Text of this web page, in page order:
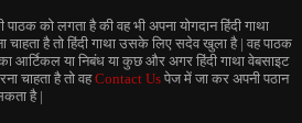
पाठक को लगता है की वह भी अपना योगदान हिंदी गाथा
चाहता है तो हिंदी गाथा उसके लिए सदेव खुला है | वह पाठक
आर्टिकल या निबंध या कुछ और अगर हिंदी गाथा वेबसाइट
चाहता है तो वहContact Us पेज में जा कर अपनी पठान
है |